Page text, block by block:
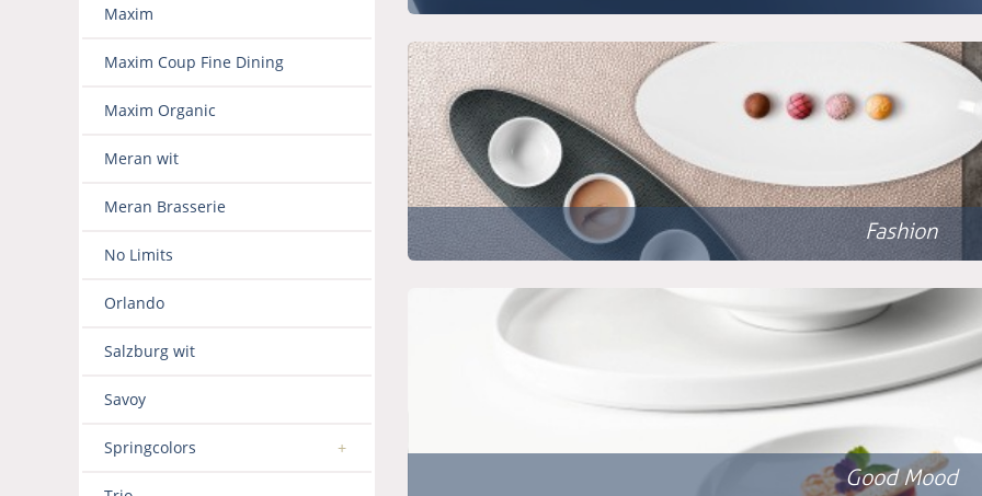
Maxim
Maxim Coup Fine Dining
Maxim Organic
Meran wit
Meran Brasserie
No Limits
Orlando
Salzburg wit
Savoy
Springcolors
Fashion
Good Mood